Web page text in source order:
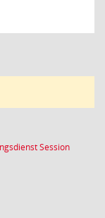
Session(Wird in